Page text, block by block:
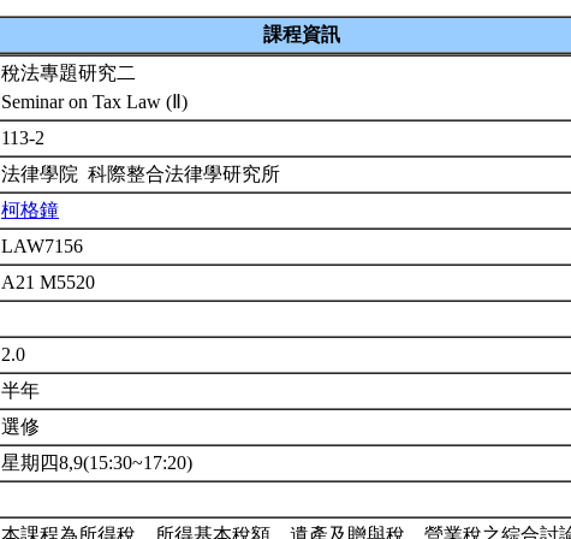
課程資訊
稅法專題研究二
Seminar on Tax Law (Ⅱ)
113-2
法律學院 科際整合法律學研究所
柯格鐘
LAW7156
A21 M5520
2.0
半年
選修
星期四8,9(15:30~17:20)
本課程為所得稅、所得基本稅額、遺產及贈與稅、營業稅之綜合討